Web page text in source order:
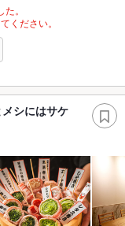
。
ください。
シにはサケ